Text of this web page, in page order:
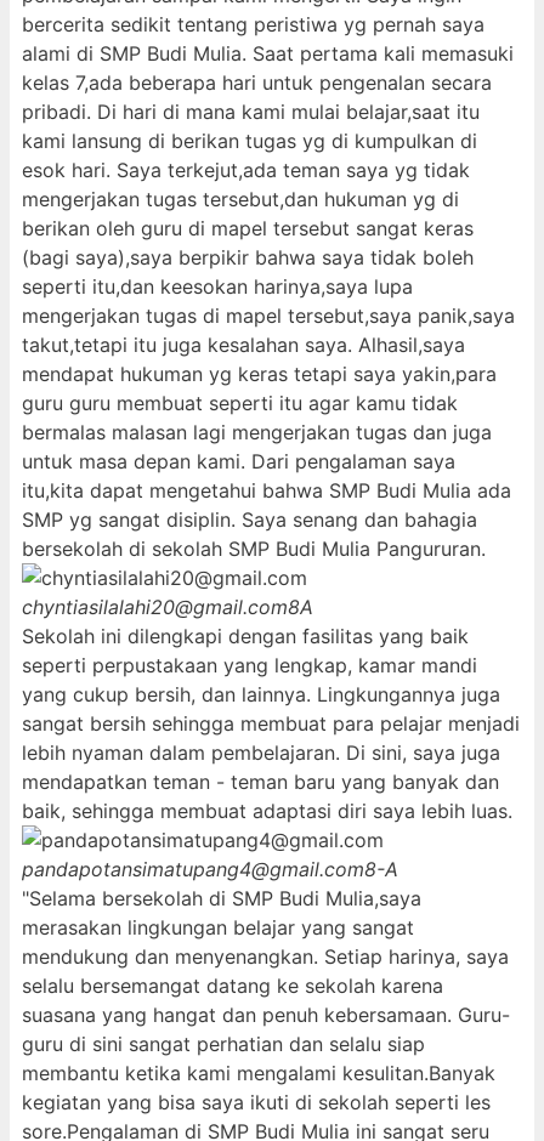
bercerita sedikit tentang peristiwa yg pernah saya
alami di SMP Budi Mulia. Saat pertama kali memasuki
kelas 7,ada beberapa hari untuk pengenalan secara
pribadi. Di hari di mana kami mulai belajar,saat itu
kami lansung di berikan tugas yg di kumpulkan di
esok hari. Saya terkejut,ada teman saya yg tidak
mengerjakan tugas tersebut,dan hukuman yg di
berikan oleh guru di mapel tersebut sangat keras
(bagi saya),saya berpikir bahwa saya tidak boleh
seperti itu,dan keesokan harinya,saya lupa
mengerjakan tugas di mapel tersebut,saya panik,saya
takut,tetapi itu juga kesalahan saya. Alhasil,saya
mendapat hukuman yg keras tetapi saya yakin,para
guru guru membuat seperti itu agar kamu tidak
bermalas malasan lagi mengerjakan tugas dan juga
untuk masa depan kami. Dari pengalaman saya
itu,kita dapat mengetahui bahwa SMP Budi Mulia ada
SMP yg sangat disiplin. Saya senang dan bahagia
bersekolah di sekolah SMP Budi Mulia Pangururan.
chyntiasilalahi20@gmail.com8A
Sekolah ini dilengkapi dengan fasilitas yang baik
seperti perpustakaan yang lengkap, kamar mandi
yang cukup bersih, dan lainnya. Lingkungannya juga
sangat bersih sehingga membuat para pelajar menjadi
lebih nyaman dalam pembelajaran. Di sini, saya juga
mendapatkan teman - teman baru yang banyak dan
baik, sehingga membuat adaptasi diri saya lebih luas.
pandapotansimatupang4@gmail.com8-A
"Selama bersekolah di SMP Budi Mulia,saya
merasakan lingkungan belajar yang sangat
mendukung dan menyenangkan. Setiap harinya, saya
selalu bersemangat datang ke sekolah karena
suasana yang hangat dan penuh kebersamaan. Guru-
guru di sini sangat perhatian dan selalu siap
membantu ketika kami mengalami kesulitan.Banyak
kegiatan yang bisa saya ikuti di sekolah seperti les
sore.Pengalaman di SMP Budi Mulia ini sangat seru